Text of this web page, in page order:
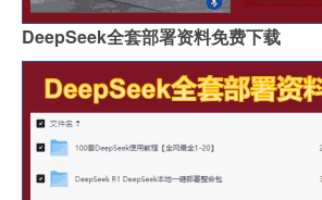
DeepSeek全套部署资料免费下载